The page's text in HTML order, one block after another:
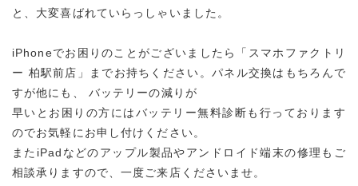
と、大変喜ばれていらっしゃいました。
iPhoneでお困りのことがございましたら「スマホファクトリ
ー 柏駅前店」までお持ちください。パネル交換はもちろんで
すが他にも、 バッテリーの減りが
早いとお困りの方にはバッテリー無料診断も行っております
のでお気軽にお申し付けください。
またiPadなどのアップル製品やアンドロイド端末の修理もご
相談承りますので、一度ご来店くださいませ。